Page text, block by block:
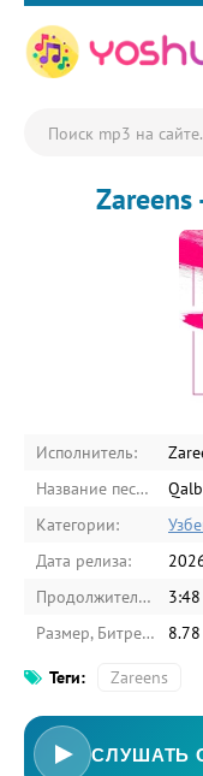
Zareens
Исполнитель:
Название песни:
Категории:
Дата релиза:
Продолжительность:
3:48
Размер, Битрейт:
Теги: Zareens
СЛУШАТЬ